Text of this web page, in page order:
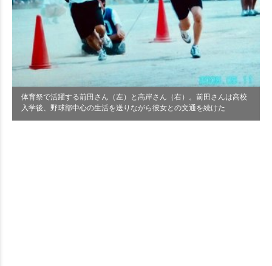
体育祭で活躍する前田さん（左）と高岸さん（右）。前田さんは高校
入学後、野球部中心の生活を送りながら彼女との文通を続けた